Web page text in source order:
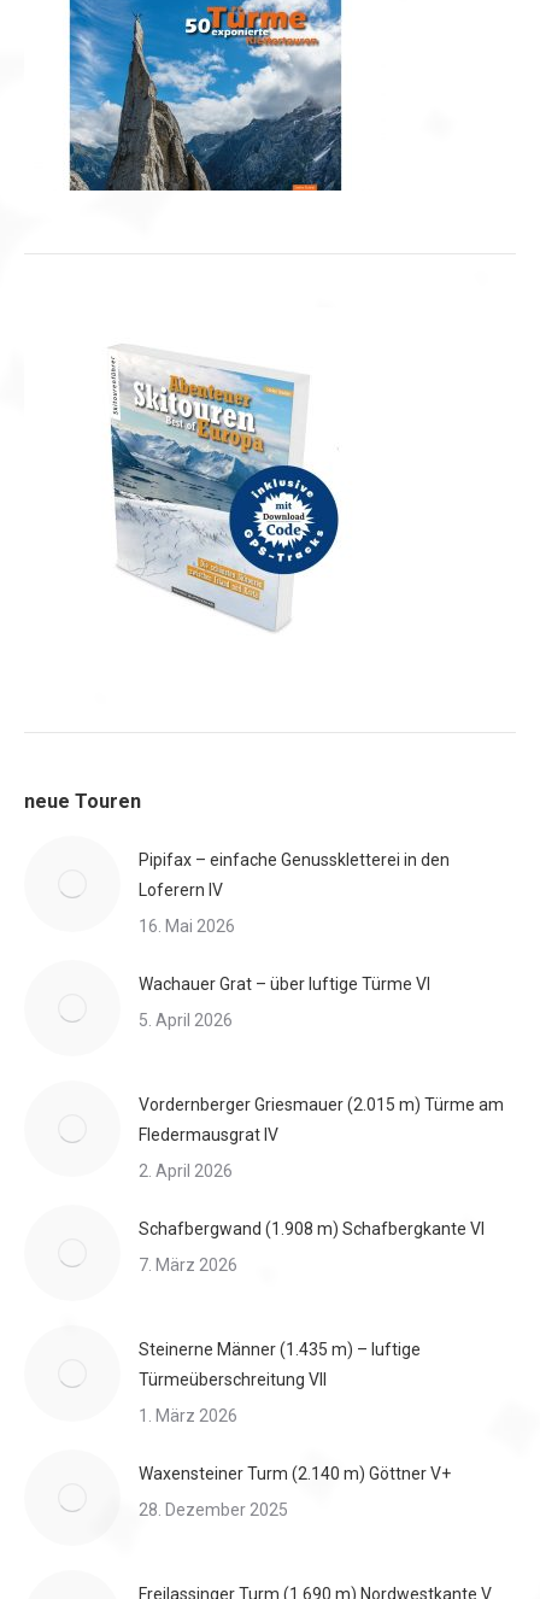
neue Touren
Pipifax – einfache Genusskletterei in den
Loferern IV
16. Mai 2026
Wachauer Grat – über luftige Türme VI
5. April 2026
Vordernberger Griesmauer (2.015 m) Türme am
Fledermausgrat IV
2. April 2026
Schafbergwand (1.908 m) Schafbergkante VI
7. März 2026
Steinerne Männer (1.435 m) – luftige
Türmeüberschreitung VII
1. März 2026
Waxensteiner Turm (2.140 m) Göttner V+
28. Dezember 2025
Freilassinger Turm (1.690 m) Nordwestkante V